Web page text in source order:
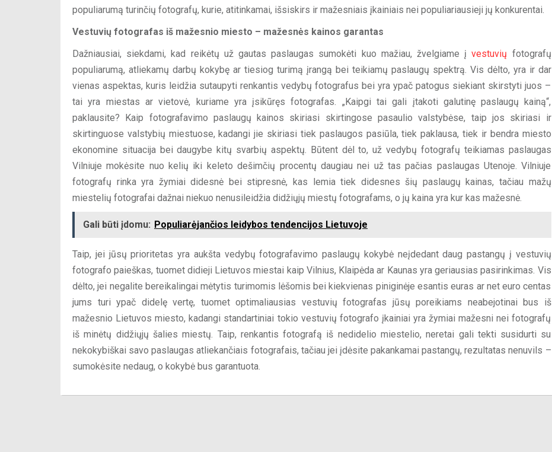
populiarumą turinčių fotografų, kurie, atitinkamai, išsiskirs ir mažesniais įkainiais nei populiariausieji jų konkurentai.
Vestuvių fotografas iš mažesnio miesto – mažesnės kainos garantas
Dažniausiai, siekdami, kad reikėtų už gautas paslaugas sumokėti kuo mažiau, žvelgiame įvestuvių fotografų
populiarumą, atliekamų darbų kokybę ar tiesiog turimą įrangą bei teikiamų paslaugų spektrą. Vis dėlto, yra ir dar
vienas aspektas, kuris leidžia sutaupyti renkantis vedybų fotografus bei yra ypač patogus siekiant skirstyti juos –
tai yra miestas ar vietovė, kuriame yra įsikūręs fotografas. „Kaipgi tai gali įtakoti galutinę paslaugų kainą“,
paklausite? Kaip fotografavimo paslaugų kainos skiriasi skirtingose pasaulio valstybėse, taip jos skiriasi ir
skirtinguose valstybių miestuose, kadangi jie skiriasi tiek paslaugos pasiūla, tiek paklausa, tiek ir bendra miesto
ekonomine situacija bei daugybe kitų svarbių aspektų. Būtent dėl to, už vedybų fotografų teikiamas paslaugas
Vilniuje mokėsite nuo kelių iki keleto dešimčių procentų daugiau nei už tas pačias paslaugas Utenoje. Vilniuje
fotografų rinka yra žymiai didesnė bei stipresnė, kas lemia tiek didesnes šių paslaugų kainas, tačiau mažų
miestelių fotografai dažnai niekuo nenusileidžia didžiųjų miestų fotografams, o jų kaina yra kur kas mažesnė.
Gali būti įdomu: Populiarėjančios leidybos tendencijos Lietuvoje
Taip, jei jūsų prioritetas yra aukšta vedybų fotografavimo paslaugų kokybė neįdedant daug pastangų į vestuvių
fotografo paieškas, tuomet didieji Lietuvos miestai kaip Vilnius, Klaipėda ar Kaunas yra geriausias pasirinkimas. Vis
dėlto, jei negalite bereikalingai mėtytis turimomis lėšomis bei kiekvienas piniginėje esantis euras ar net euro centas
jums turi ypač didelę vertę, tuomet optimaliausias vestuvių fotografas jūsų poreikiams neabejotinai bus iš
mažesnio Lietuvos miesto, kadangi standartiniai tokio vestuvių fotografo įkainiai yra žymiai mažesni nei fotografų
iš minėtų didžiųjų šalies miestų. Taip, renkantis fotografą iš nedidelio miestelio, neretai gali tekti susidurti su
nekokybiškai savo paslaugas atliekančiais fotografais, tačiau jei įdėsite pakankamai pastangų, rezultatas nenuvils –
sumokėsite nedaug, o kokybė bus garantuota.